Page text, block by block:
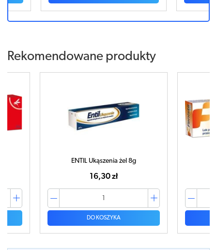
Rekomendowane produkty
ENTIL Ukąszenia żel 8g
16,30 zł
DO KOSZYKA